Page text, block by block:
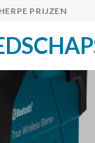
PRIJZEN